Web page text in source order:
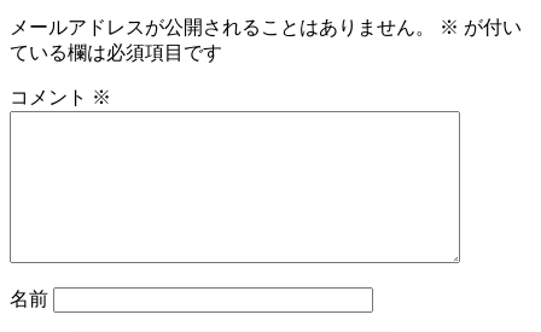
メールアドレスが公開されることはありません。 ※ が付い
ている欄は必須項目です
コメント ※
名前